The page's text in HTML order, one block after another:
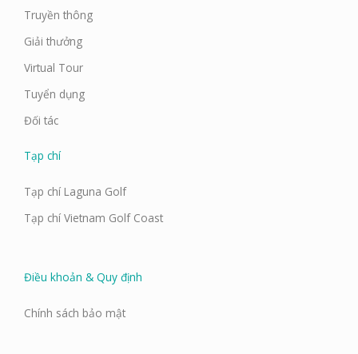
Truyền thông
Giải thưởng
Virtual Tour
Tuyển dụng
Đối tác
Tạp chí
Tạp chí Laguna Golf
Tạp chí Vietnam Golf Coast
Điều khoản & Quy định
Chính sách bảo mật